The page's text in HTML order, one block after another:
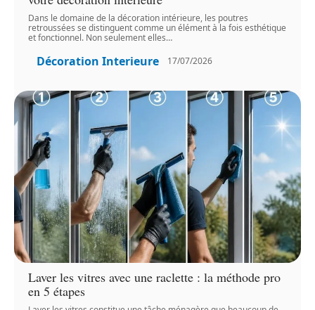
Dans le domaine de la décoration intérieure, les poutres
retroussées se distinguent comme un élément à la fois esthétique
et fonctionnel. Non seulement elles…
Décoration Interieure 17/07/2026
Laver les vitres avec une raclette : la méthode pro
en 5 étapes